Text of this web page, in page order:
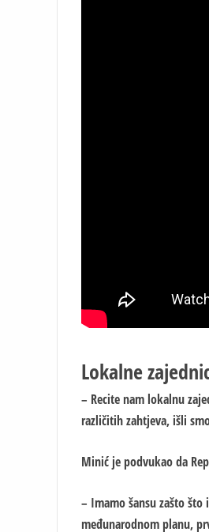
Lokalne
– Recite nam lokalnu
različitih zahtjeva, išli
Minić je podvukao da
– Imamo šansu zašto
međunarodnom planu,